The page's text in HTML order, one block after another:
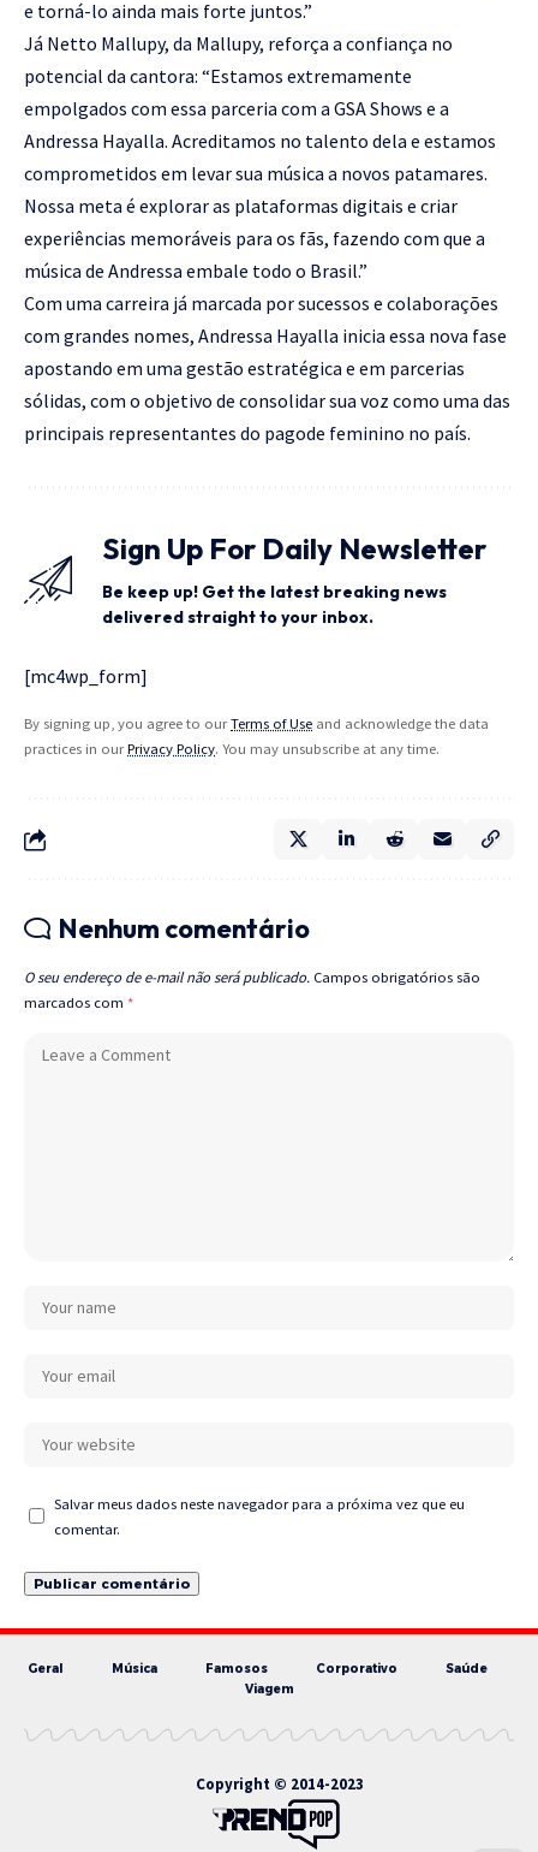
e torná-lo ainda mais forte juntos.”
Já Netto Mallupy, da Mallupy, reforça a confiança no
potencial da cantora: “Estamos extremamente
empolgados com essa parceria com a GSA Shows e a
Andressa Hayalla. Acreditamos no talento dela e estamos
comprometidos em levar sua música a novos patamares.
Nossa meta é explorar as plataformas digitais e criar
experiências memoráveis para os fãs, fazendo com que a
música de Andressa embale todo o Brasil.”
Com uma carreira já marcada por sucessos e colaborações
com grandes nomes, Andressa Hayalla inicia essa nova fase
apostando em uma gestão estratégica e em parcerias
sólidas, com o objetivo de consolidar sua voz como uma das
principais representantes do pagode feminino no país.
Sign Up For Daily Newsletter
Be keep up! Get the latest breaking news
delivered straight to your inbox.
[mc4wp_form]
By signing up, you agree to ourTerms of Use and acknowledge the data
practices in ourPrivacy Policy. You may unsubscribe at any time.
Nenhum comentário
O seu endereço de e-mail não será publicado. Campos obrigatórios são
marcados com *
Salvar meus dados neste navegador para a próxima vez que eu
comentar.
Geral Música Famosos Corporativo
Saúde
Viagem
Copyright © 2014-2023